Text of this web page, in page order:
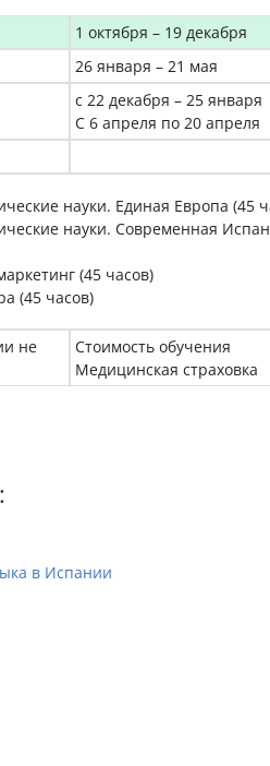
1 октября – 19 декабря
26 января – 21 мая
с 22 декабря – 25 января
С 6 апреля по 20 апреля
науки. Единая Европа (45
науки. Современная
(45 часов)
(45 часов)
не
Стоимость обучения
Медицинская страховка
в Испании